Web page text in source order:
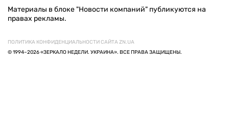
Материалы в блоке "Новости компаний" публикуются на
правах рекламы.
ПОЛИТИКА КОНФИДЕНЦИАЛЬНОСТИ САЙТА ZN.UA
© 1994–2026 «ЗЕРКАЛО НЕДЕЛИ. УКРАИНА». ВСЕ ПРАВА ЗАЩИЩЕНЫ.